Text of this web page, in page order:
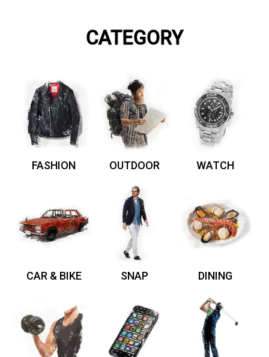
CATEGORY
FASHION OUTDOOR WATCH
CAR & BIKE SNAP DINING